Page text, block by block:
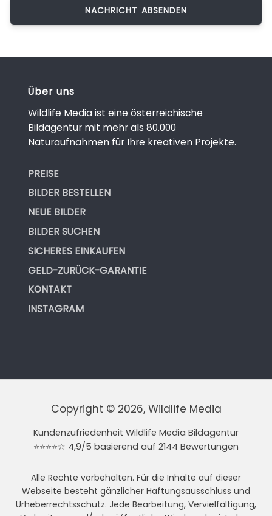
Über uns
Wildlife Media ist eine österreichische
Bildagentur mit mehr als 80.000
Naturaufnahmen für Ihre kreativen Projekte.
PREISE
BILDER BESTELLEN
NEUE BILDER
BILDER SUCHEN
SICHERES EINKAUFEN
GELD-ZURÜCK-GARANTIE
KONTAKT
INSTAGRAM
Copyright © 2026, Wildlife Media
Kundenzufriedenheit Wildlife Media Bildagentur
⭐⭐⭐⭐☆ 4,9/5 basierend auf 2144 Bewertungen
Alle Rechte vorbehalten. Für die Inhalte auf dieser
Webseite besteht gänzlicher Haftungsausschluss und
Urheberrechtsschutz. Jede Bearbeitung, Vervielfältigung,